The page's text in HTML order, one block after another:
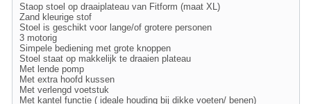
Staop stoel op draaiplateau van Fitform (maat XL)
Zand kleurige stof
Stoel is geschikt voor lange/of grotere personen
3 motorig
Simpele bediening met grote knoppen
Stoel staat op makkelijk te draaien plateau
Met lende pomp
Met extra hoofd kussen
Met verlengd voetstuk
Met kantel functie ( ideale houding bij dikke voeten/ benen)